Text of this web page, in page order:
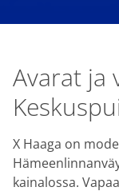
Avarat ja
X Haaga on
kainalossa.